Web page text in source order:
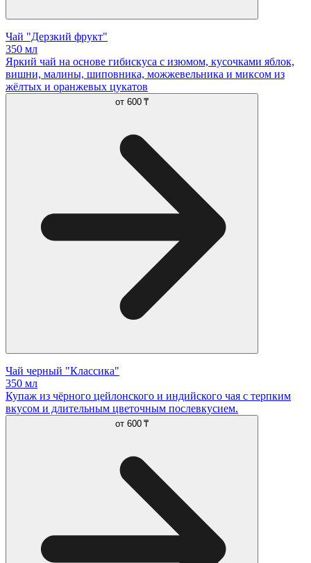
Чай "Дерзкий фрукт"
350 мл
Яркий чай на основе гибискуса с изюмом, кусочками яблок,
вишни, малины, шиповника, можжевельника и миксом из
жёлтых и оранжевых цукатов
от 600 ₸
Чай черный "Классика"
350 мл
Купаж из чёрного цейлонского и индийского чая с терпким
вкусом и длительным цветочным послевкусием.
от 600 ₸